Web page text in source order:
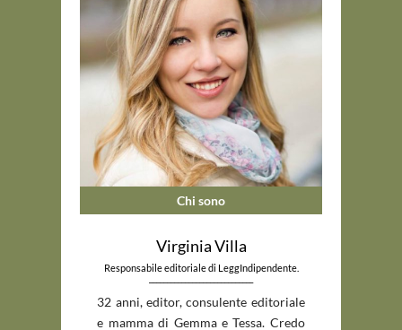
Chi sono
Virginia Villa
Responsabile editoriale di LeggIndipendente.
32 anni, editor, consulente editoriale
e mamma di Gemma e Tessa. Credo